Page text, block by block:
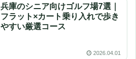
兵庫のシニア向けゴルフ場7選｜
フラット×カート乗り入れで歩き
やすい厳選コース
2026.04.01